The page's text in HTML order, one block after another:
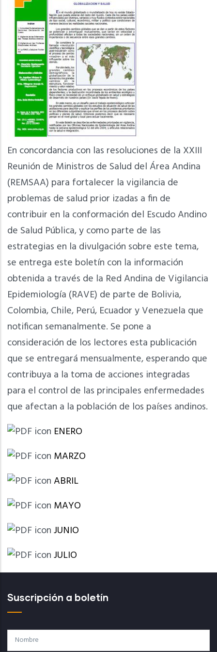
En concordancia con las resoluciones de la XXIII
Reunión de Ministros de Salud del Área Andina
(REMSAA) para fortalecer la vigilancia de
problemas de salud prior izadas a fin de
contribuir en la conformación del Escudo Andino
de Salud Pública, y como parte de las
estrategias en la divulgación sobre este tema,
se entrega este boletín con la información
obtenida a través de la Red Andina de Vigilancia
Epidemiología (RAVE) de parte de Bolivia,
Colombia, Chile, Perú, Ecuador y Venezuela que
notifican semanalmente. Se pone a
consideración de los lectores esta publicación
que se entregará mensualmente, esperando que
contribuya a la toma de acciones integradas
para el control de las principales enfermedades
que afectan a la población de los países andinos.
ENERO
MARZO
ABRIL
MAYO
JUNIO
JULIO
Suscripción a boletín
Nombre